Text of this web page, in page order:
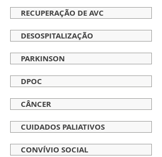
RECUPERAÇÃO DE AVC
DESOSPITALIZAÇÃO
PARKINSON
DPOC
CÂNCER
CUIDADOS PALIATIVOS
CONVÍVIO SOCIAL